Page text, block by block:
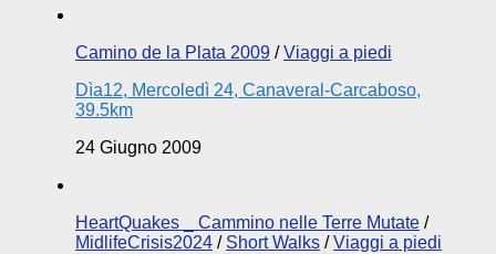
Camino de la Plata 2009 /Viaggi a piedi
Dìa12, Mercoledì 24, Canaveral-Carcaboso,
39.5km
24 Giugno 2009
HeartQuakes _ Cammino nelle Terre Mutate /
MidlifeCrisis2024 / Short Walks /Viaggi a piedi